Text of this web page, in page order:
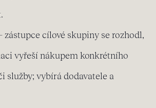
zástupce cílové skupiny se rozhodl,
vyřeší nákupem konkrétního
služby; vybírá dodavatele a